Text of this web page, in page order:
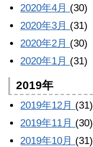
2020年4月 (30)
2020年3月 (31)
2020年2月 (30)
2020年1月 (31)
2019年
2019年12月 (31)
2019年11月 (30)
2019年10月 (31)